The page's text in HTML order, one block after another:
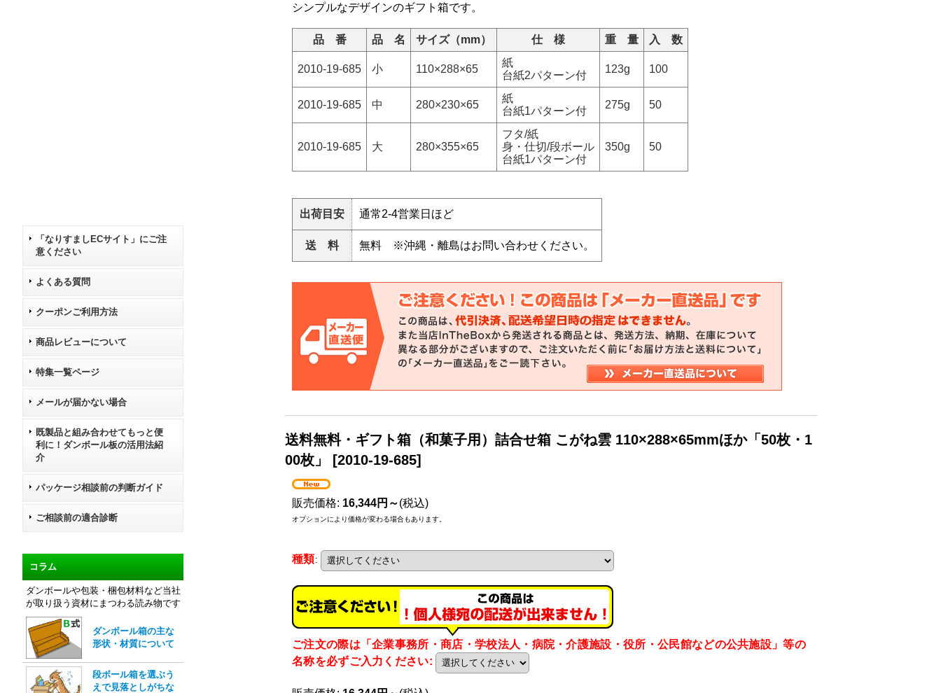
「なりすましECサイト」にご注
意ください
よくある質問
クーポンご利用方法
商品レビューについて
特集一覧ページ
メールが届かない場合
既製品と組み合わせてもっと便
利に！ダンボール板の活用法紹
介
パッケージ相談前の判断ガイド
ご相談前の適合診断
コラム
ダンボールや包装・梱包材料など当社
が取り扱う資材にまつわる読み物です
ダンボール箱の主な
形状・材質について
段ボール箱を選ぶう
えで見落としがちな
シンプルなデザインのギフト箱です。
品 番 品 名 サイズ（mm） 仕 様 重 量 入 数
2010-19-685 小 110×288×65
紙
台紙2パターン付
123g 100
2010-19-685 中 280×230×65
紙
台紙1パターン付
275g 50
2010-19-685 大 280×355×65
フタ/紙
身・仕切/段ボール
台紙1パターン付
350g 50
出荷目安 通常2-4営業日ほど
送 料 無料 ※沖縄・離島はお問い合わせください。
送料無料・ギフト箱（和菓子用）詰合せ箱 こがね雲 110×288×65mmほか「50枚・1
00枚」
[2010-19-685]
販売価格: 16,344円～(税込)
オプションにより価格が変わる場合もあります。
種類:
ご注文の際は「企業事務所・商店・学校法人・病院・介護施設・役所・公民館などの公共施設」等の
名称を必ずご入力ください: